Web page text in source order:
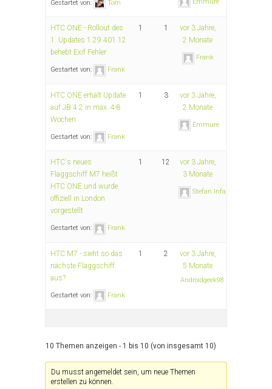
Gestartet von: Tom Emmure
HTC ONE - Rollout des
1. Updates 1.29.401.12
behebt Exif Fehler
Gestartet von: Frank
1 1
vor 3 Jahre,
2 Monate
Frank
HTC ONE erhält Update
auf JB 4.2 in max. 4-8
Wochen
Gestartet von: Frank
1 3
vor 3 Jahre,
2 Monate
Emmure
HTC`s neues
Flaggschiff M7 heißt
HTC ONE und wurde
offiziell in London
vorgestellt
Gestartet von: Frank
1 12
vor 3 Jahre,
3 Monate
Stefan Infanger
HTC M7 - sieht so das
nächste Flaggschiff
aus?
Gestartet von: Frank
1 2
vor 3 Jahre,
5 Monate
Androidgeek98
10 Themen anzeigen - 1 bis 10 (von insgesamt 10)
Du musst angemeldet sein, um neue Themen
erstellen zu können.